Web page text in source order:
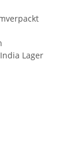
Lager